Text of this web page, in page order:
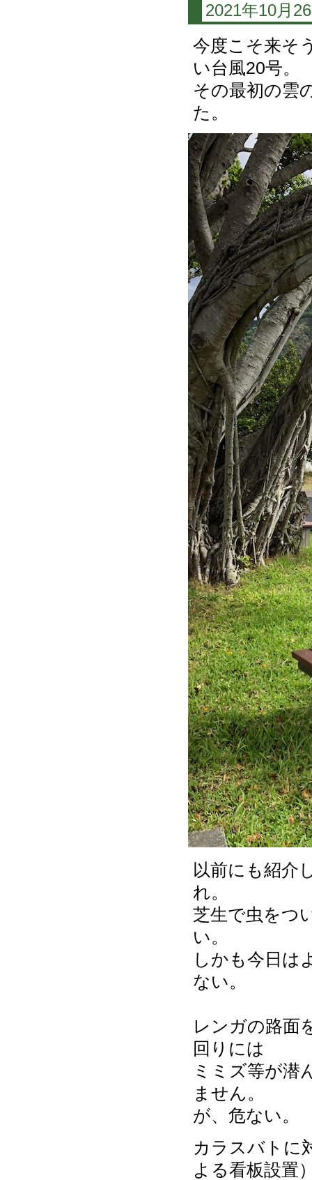
2021年10月
今度こそ来そ
い台風20号。
その最初の雲
た。
以前にも紹介
れ。
芝生で虫をつ
い。
しかも今日は
ない。
レンガの路面
回りには
ミミズ等が潜
ません。
が、危ない。
カラスバトに
よる看板設置